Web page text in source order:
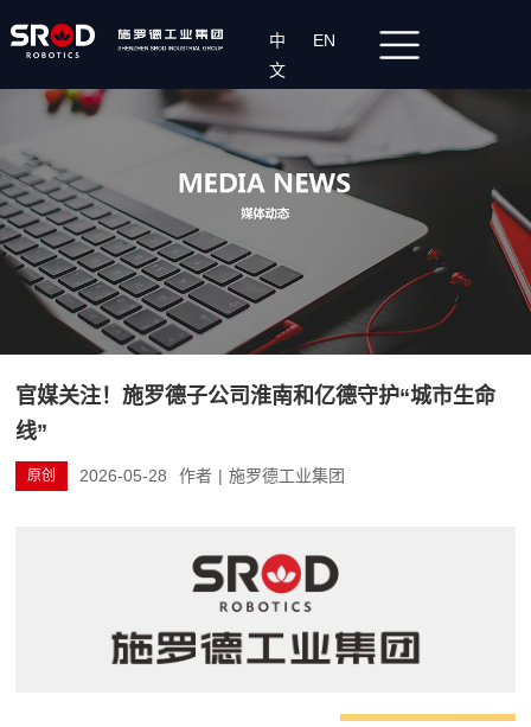
中
文
EN
官媒关注！施罗德子公司淮南和亿德守护“城市生命
线”
原创 2026-05-28 作者 | 施罗德工业集团